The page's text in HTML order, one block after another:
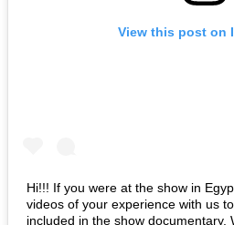
View this post on
Hi!!! If you were at the show in
videos of your experience with us
included in the show documentary.